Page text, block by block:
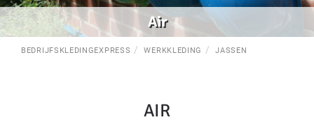
Air
BEDRIJFSKLEDINGEXPRESS WERKKLEDING JASSEN
AIR